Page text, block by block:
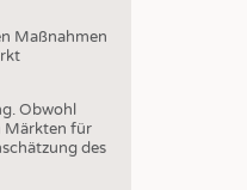
Maßnahmen
Obwohl
Märkten für
des